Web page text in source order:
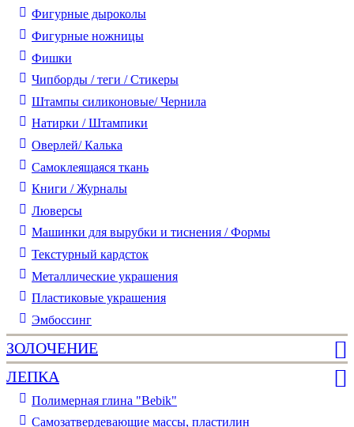
Фигурные дыроколы
Фигурные ножницы
Фишки
Чипборды / теги / Стикеры
Штампы силиконовые/ Чернила
Натирки / Штампики
Оверлей/ Калька
Самоклеящаяся ткань
Книги / Журналы
Люверсы
Машинки для вырубки и тиснения / Формы
Текстурный кардсток
Металлические украшения
Пластиковые украшения
Эмбоссинг
ЗОЛОЧЕНИЕ
ЛЕПКА
Полимерная глина "Bebik"
Самозатвердевающие массы, пластилин